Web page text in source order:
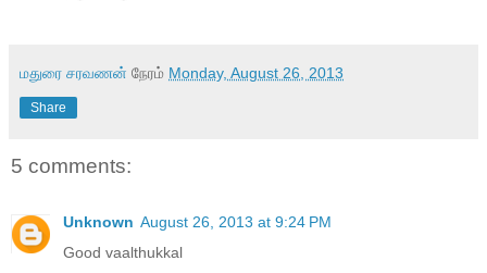
மதுரை சரவணன் நேரம் Monday, August 26, 2013
Share
5 comments:
Unknown August 26, 2013 at 9:24 PM
Good vaalthukkal